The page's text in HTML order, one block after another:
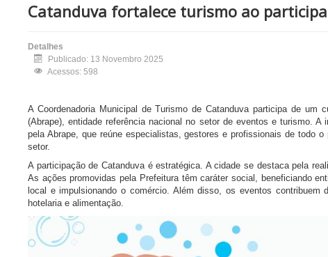
Catanduva fortalece turismo ao
Detalhes
Publicado: 13 Novembro 2025
Acessos: 598
A Coordenadoria Municipal de Turismo de Catanduva participa de um
(Abrape), entidade referência nacional no setor de eventos e turismo.
pela Abrape, que reúne especialistas, gestores e profissionais de todo
setor.
A participação de Catanduva é estratégica. A cidade se destaca pela
As ações promovidas pela Prefeitura têm caráter social, beneficiando
local e impulsionando o comércio. Além disso, os eventos
hotelaria e alimentação.